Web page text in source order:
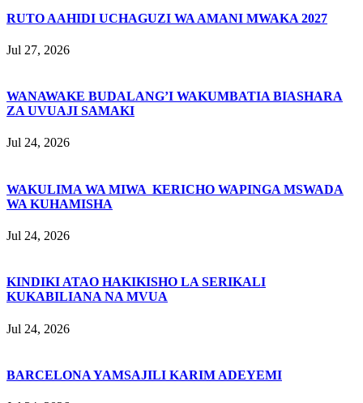
RUTO AAHIDI UCHAGUZI WA AMANI MWAKA 2027
Jul 27, 2026
WANAWAKE BUDALANG’I WAKUMBATIA BIASHARA
ZA UVUAJI SAMAKI
Jul 24, 2026
WAKULIMA WA MIWA KERICHO WAPINGA MSWADA
WA KUHAMISHA
Jul 24, 2026
KINDIKI ATAO HAKIKISHO LA SERIKALI
KUKABILIANA NA MVUA
Jul 24, 2026
BARCELONA YAMSAJILI KARIM ADEYEMI